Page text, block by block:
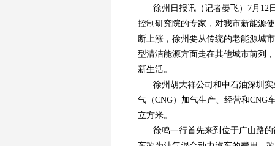
徐州日报讯（记者晏飞）7月12
控制研究院的专家，对我市新能源
断上涨，徐州要从传统的老能源城
型清洁能源方面走在其他城市前列
新生活。
徐州胡大祥公司和中石油深圳
气（CNG）加气生产、经营和CNG
立方米。
徐鸣一行首先来到位于广山路